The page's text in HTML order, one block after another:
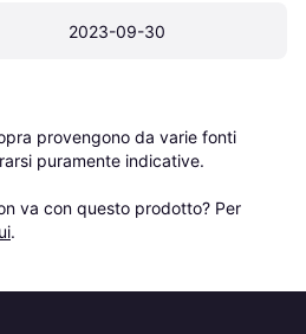
2023-09-30
provengono da varie fonti
puramente indicative.
va con questo prodotto? Per
.